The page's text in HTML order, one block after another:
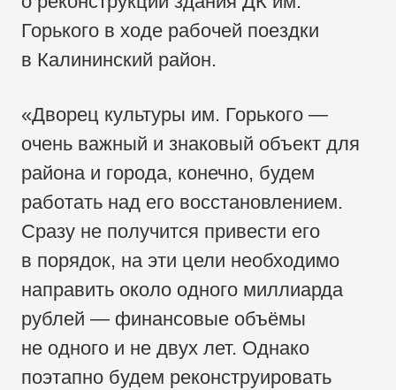
Горького в ходе рабочей поездки
в Калининский район.
«Дворец культуры им. Горького —
очень важный и знаковый объект для
района и города, конечно, будем
работать над его восстановлением.
Сразу не получится привести его
в порядок, на эти цели необходимо
направить около одного миллиарда
рублей — финансовые объёмы
не одного и не двух лет. Однако
поэтапно будем реконструировать